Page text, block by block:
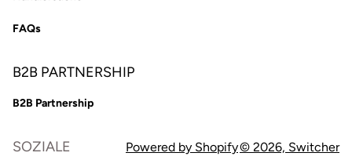
FAQs
B2B PARTNERSHIP
B2B Partnership
SOZIALE Powered by Shopify© 2026, Switcher